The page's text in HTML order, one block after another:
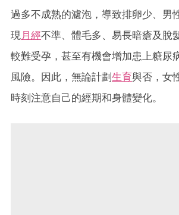
過多不成熟的濾泡，導致排卵少、男
現 月經不準、體毛多、易長暗瘡及脫
較難受孕，甚至有機會增加患上糖尿
風險。因此，無論計劃生育與否，女
時刻注意自己的經期和身體變化。